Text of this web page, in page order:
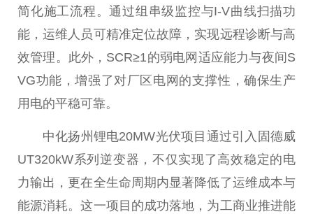
简化施工流程。通过组串级监控与I-V曲线扫描功
能，运维人员可精准定位故障，实现远程诊断与高
效管理。此外，SCR≥1的弱电网适应能力与夜间S
VG功能，增强了对厂区电网的支撑性 ，确保生产
用电的平稳可靠。
中化扬州锂电20MW光伏项目通过引入固德威
UT320kW系列逆变器，不仅实现了高效稳定的电
力输出，更在全生命周期内显著降低了运维成本与
能源消耗。这一项目的成功落地，为工商业推进能